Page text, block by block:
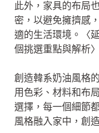
此外，家具的布局
密，以避免擁擠感
適的生活環境。〈
個挑選重點與解析〉
創造韓系奶油風格
用色彩、材料和布
選擇，每一個細節
風格融入家中，創